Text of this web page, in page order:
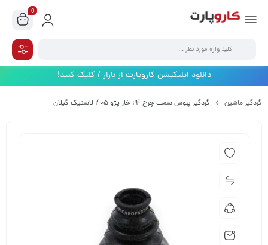
0
دانلود اپلیکیشن کاروپارت از بازار / کلیک کنید!
گردگیر ماشین گردگیر پلوس سمت چرخ 24 خار پژو 405 لاستیک گیلان